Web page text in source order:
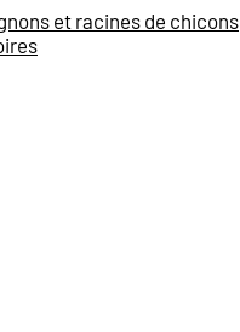
et racines de chicons